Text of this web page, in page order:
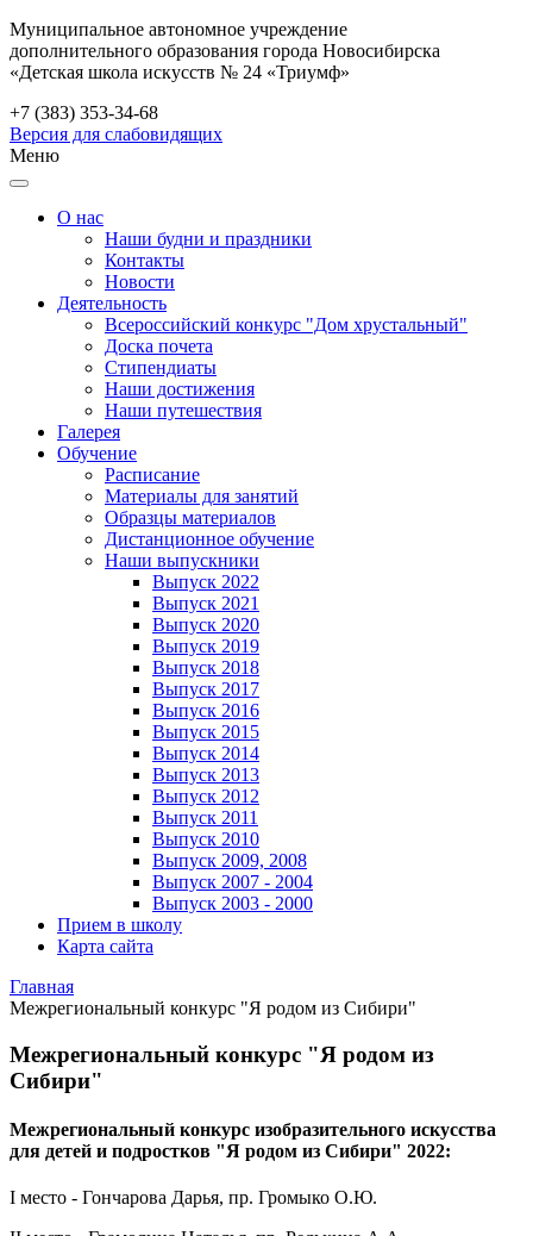
Муниципальное автономное учреждение
дополнительного образования города Новосибирска
«Детская школа искусств № 24 «Триумф»
+7 (383) 353-34-68
Версия для слабовидящих
Меню
О нас
Наши будни и праздники
Контакты
Новости
Деятельность
Всероссийский конкурс "Дом хрустальный"
Доска почета
Стипендиаты
Наши достижения
Наши путешествия
Галерея
Обучение
Расписание
Материалы для занятий
Образцы материалов
Дистанционное обучение
Наши выпускники
Выпуск 2022
Выпуск 2021
Выпуск 2020
Выпуск 2019
Выпуск 2018
Выпуск 2017
Выпуск 2016
Выпуск 2015
Выпуск 2014
Выпуск 2013
Выпуск 2012
Выпуск 2011
Выпуск 2010
Выпуск 2009, 2008
Выпуск 2007 - 2004
Выпуск 2003 - 2000
Прием в школу
Карта сайта
Главная
Межрегиональный конкурс "Я родом из Сибири"
Межрегиональный конкурс "Я родом из
Сибири"
Межрегиональный конкурс изобразительного искусства
для детей и подростков "Я родом из Сибири" 2022:
I место - Гончарова Дарья, пр. Громыко О.Ю.